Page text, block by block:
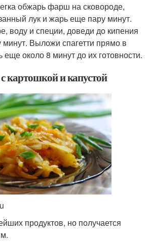
обжарь фарш на сковороде,
лук и жарь еще пару минут.
воду и специи, доведи до кипения
Выложи спагетти прямо в
еще около 8 минут до их готовности.
картошкой и капустой
продуктов, но получается